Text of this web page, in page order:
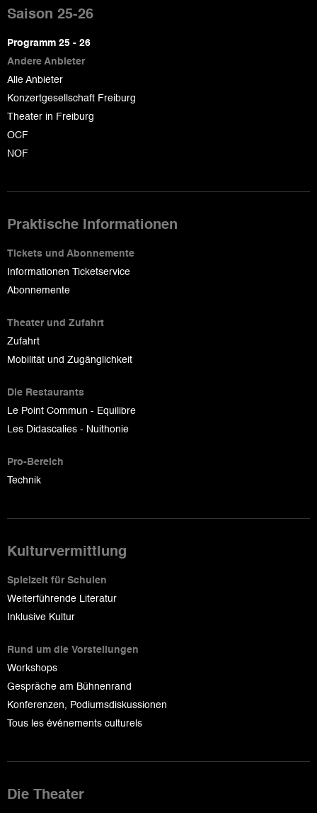
de
page
Saison 25-26
Programm 25 - 26
Andere Anbieter
Alle Anbieter
Konzertgesellschaft Freiburg
Theater in Freiburg
OCF
NOF
Praktische Informationen
Tickets und Abonnemente
Informationen Ticketservice
Abonnemente
Theater und Zufahrt
Zufahrt
Mobilität und Zugänglichkeit
Die Restaurants
Le Point Commun - Equilibre
Les Didascalies - Nuithonie
Pro-Bereich
Technik
Kulturvermittlung
Spielzeit für Schulen
Weiterführende Literatur
Inklusive Kultur
Rund um die Vorstellungen
Workshops
Gespräche am Bühnenrand
Konferenzen, Podiumsdiskussionen
Tous les événements culturels
Die Theater